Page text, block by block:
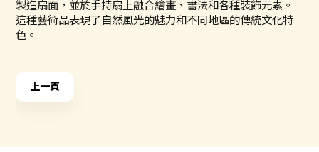
製造扇面，並於手持扇上融合繪畫、書法和各種裝飾元素。
這種藝術品表現了自然風光的魅力和不同地區的傳統文化特
色。
上一頁